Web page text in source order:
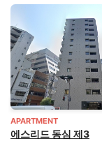
APARTMENT
에스리드 동심 제3